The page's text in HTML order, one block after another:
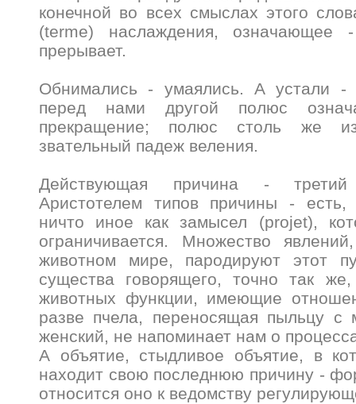
конечной во всех смыслах этого
(terme) наслаждения,
прерывает.
Обнимались - умаялись. А устали -
перед нами другой полюс
прекращение; полюс столь же
звательный падеж веления.
Действующая причина -
Аристотелем типов причины - есть,
ничто иное как замысел (projet),
ограничивается. Множество
животном мире, пародируют этот
существа говорящего, точно так
животных функции, имеющие
разве пчела, переносящая пыльцу с
женский, не напоминает нам о
А объятие, стыдливое объятие, в
находит свою последнюю причину -
относится оно к ведомству